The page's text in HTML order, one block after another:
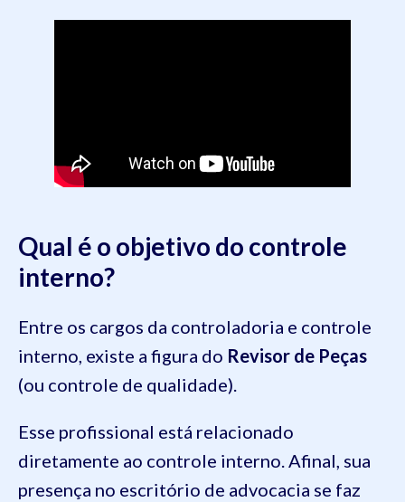
Qual é o objetivo do controle
interno?
Entre os cargos da controladoria e controle
interno, existe a figura do Revisor de Peças
(ou controle de qualidade).
Esse profissional está relacionado
diretamente ao controle interno. Afinal, sua
presença no escritório de advocacia se faz